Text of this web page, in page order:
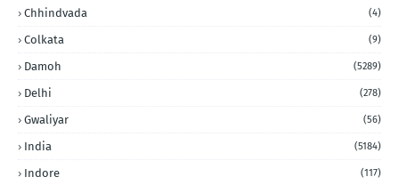
Chhindvada (4)
Colkata (9)
Damoh (5289)
Delhi (278)
Gwaliyar (56)
India (5184)
Indore (117)